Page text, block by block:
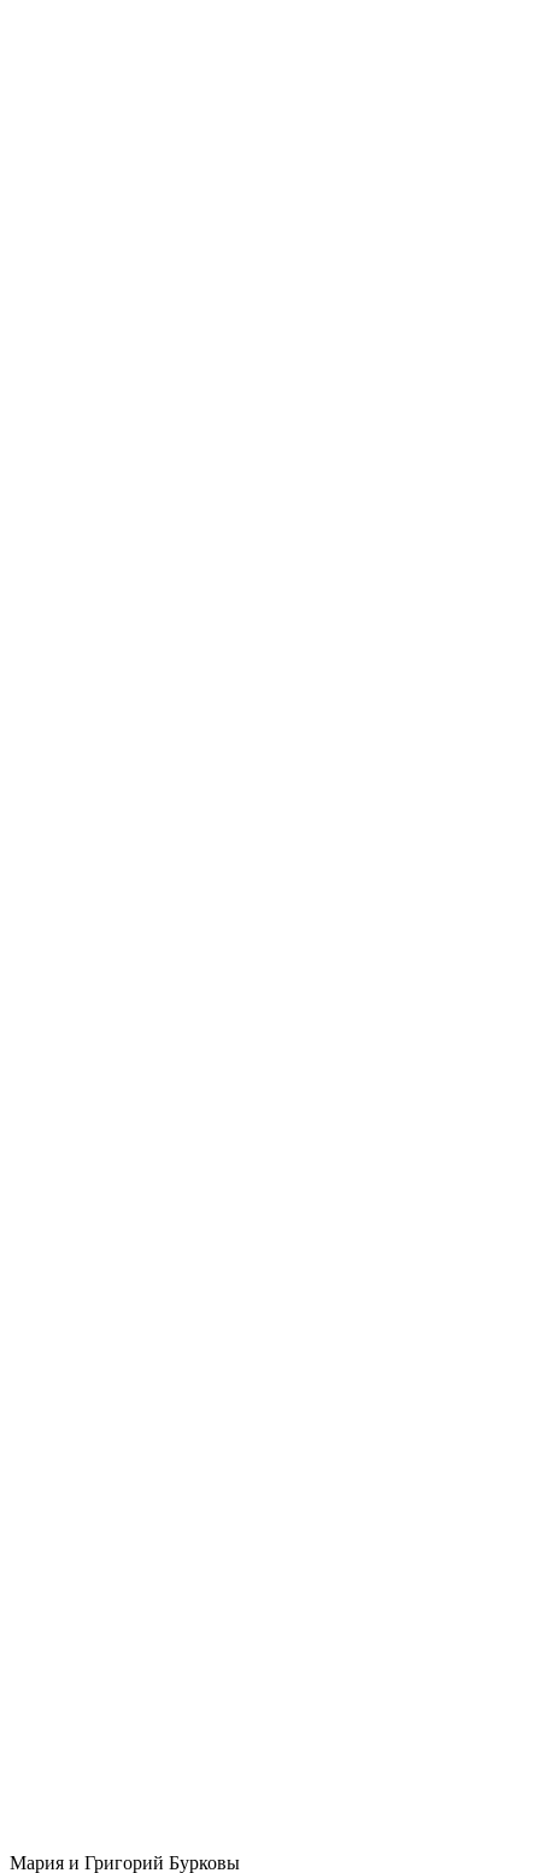
Мария и Григорий Бурковы